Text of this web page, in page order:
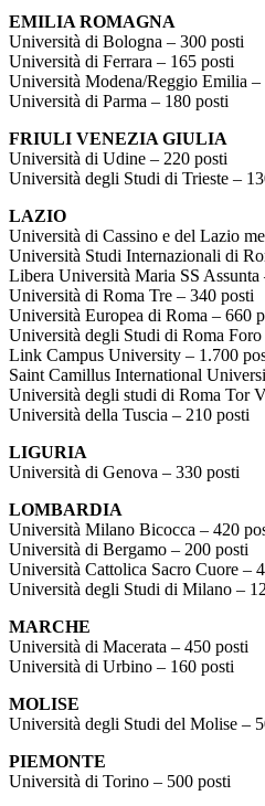
EMILIA ROMAGNA
Università di Bologna – 300 posti
Università di Ferrara – 165 posti
Università Modena/Reggio Emilia –
Università di Parma – 180 posti
FRIULI VENEZIA GIULIA
Università di Udine – 220 posti
Università degli Studi di Trieste –
LAZIO
Università di Cassino e del Lazio
Università Studi Internazionali di
Libera Università Maria SS Assunta
Università di Roma Tre – 340 posti
Università Europea di Roma – 660
Università degli Studi di Roma
Link Campus University – 1.700
Saint Camillus International
Università degli studi di Roma Tor
Università della Tuscia – 210 posti
LIGURIA
Università di Genova – 330 posti
LOMBARDIA
Università Milano Bicocca – 420
Università di Bergamo – 200 posti
Università Cattolica Sacro Cuore –
Università degli Studi di Milano –
MARCHE
Università di Macerata – 450 posti
Università di Urbino – 160 posti
MOLISE
Università degli Studi del Molise –
PIEMONTE
Università di Torino – 500 posti